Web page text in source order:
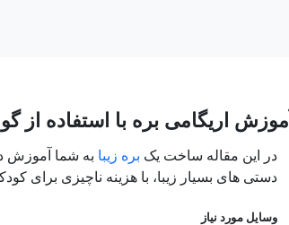
آموزش اریگامی بره با استفاده از
در این مقاله ساخت یک بره زیبا به شما آموزش
دستی های بسیار زیبا، با هزینه ناچیزی برای
وسایل مورد نیاز